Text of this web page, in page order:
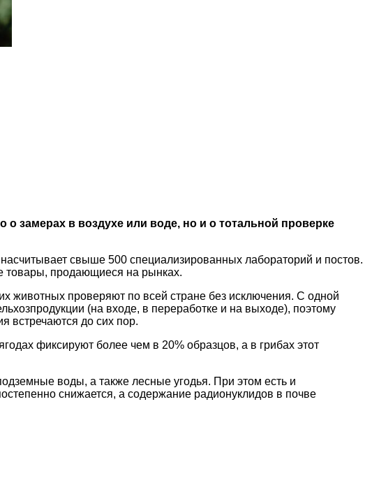
замерах в воздухе или воде, но и о тотальной проверке
свыше 500 специализированных лабораторий и постов.
товары, продающиеся на рынках.
проверяют по всей стране без исключения. С одной
(на входе, в переработке и на выходе), поэтому
встречаются до сих пор.
фиксируют более чем в 20% образцов, а в грибах этот
воды, а также лесные угодья. При этом есть и
снижается, а содержание радионуклидов в почве